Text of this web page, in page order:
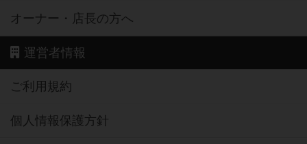
オーナー・店長の方へ
運営者情報
ご利用規約
個人情報保護方針